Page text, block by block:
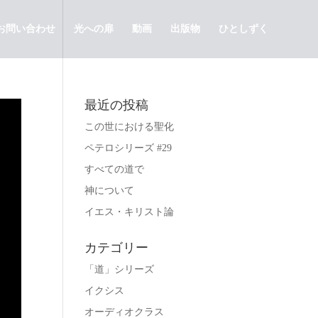
問い合わせ 光への扉 動画 出版物 ひとしずく
最近の投稿
この世における聖化
ペテロシリーズ #29
すべての道で
神について
イエス・キリスト論
カテゴリー
「道」シリーズ
イクシス
オーディオクラス